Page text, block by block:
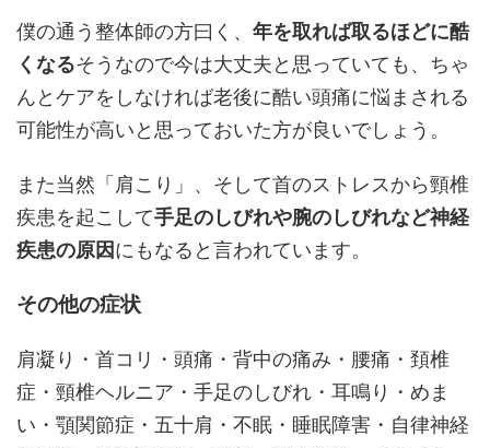
僕の通う整体師の方曰く、 年を取れば取るほどに酷
くなるそうなので今は大丈夫と思っていても、ちゃ
んとケアをしなければ老後に酷い頭痛に悩まされる
可能性が高いと思っておいた方が良いでしょう。
また当然「肩こり」、そして首のストレスから頸椎
疾患を起こして手足のしびれや腕のしびれなど神経
疾患の原因にもなると言われています。
その他の症状
肩凝り・首コリ・頭痛・背中の痛み・腰痛・頚椎
症・頸椎ヘルニア・手足のしびれ・耳鳴り・めま
い・顎関節症・五十肩・不眠・睡眠障害・自律神経